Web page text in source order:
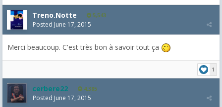
Treno.Notte 5,543
Posted June 17, 2015
Merci beaucoup. C'est très bon à savoir tout ça
1
cerbere22 4,385
Posted June 17, 2015